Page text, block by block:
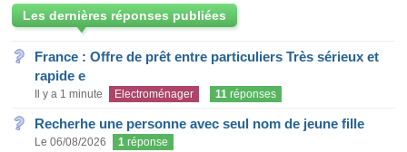
Les dernières réponses publiées
France : Offre de prêt entre particuliers Très sérieux et
rapide e
Il y a 1 minute Electroménager 11 réponses
Recherhe une personne avec seul nom de jeune fille
Le 06/08/2026 1 réponse